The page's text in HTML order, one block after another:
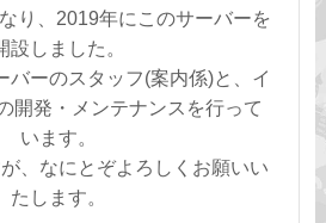
り、2019年にこのサーバーを
設しました。
バーのスタッフ(案内係)と、イ
開発・メンテナンスを行って
います。
、なにとぞよろしくお願いい
たします。